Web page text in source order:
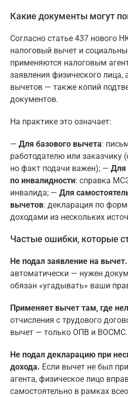
Какие документы могут
Согласно статье 437 нового
налоговый вычет и
применяются налоговым
заявления физического лица,
вычетов — также копий
документов.
На практике это означает:
— Для базового вычета:
работодателю или заказчику
но факт подачи важен); — Для
по инвалидности: справка
инвалида; — Для
вычетов: декларация по
доходами из нескольких
Частые ошибки, которые
Не подал заявление на вычет.
автоматически — нужен
обязан «угадывать» ваши
Применяет вычет там, где
отчисления с трудового
вычет — только ОПВ и ВОСМС.
Не подал декларацию при
дохода. Если вычет не был
агента, физическое лицо
самостоятельно в рамках